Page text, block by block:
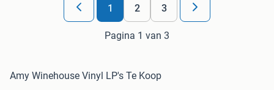
1 2 3
Pagina 1 van 3
Amy Winehouse Vinyl LP's Te Koop